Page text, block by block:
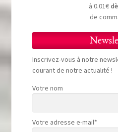
à 0.01€
de
Inscrivez-vous à notre
courant de notre actualité !
Votre nom
Votre adresse e-mail*